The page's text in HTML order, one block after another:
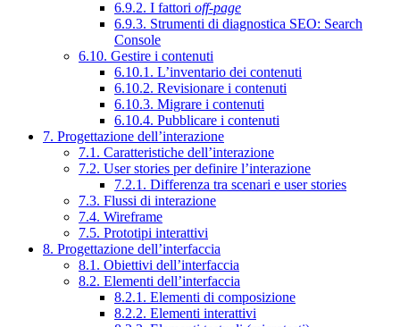
6.9.2. I fattori off-page
6.9.3. Strumenti di diagnostica SEO: Search
Console
6.10. Gestire i contenuti
6.10.1. L’inventario dei contenuti
6.10.2. Revisionare i contenuti
6.10.3. Migrare i contenuti
6.10.4. Pubblicare i contenuti
7. Progettazione dell’interazione
7.1. Caratteristiche dell’interazione
7.2. User stories per definire l’interazione
7.2.1. Differenza tra scenari e user stories
7.3. Flussi di interazione
7.4. Wireframe
7.5. Prototipi interattivi
8. Progettazione dell’interfaccia
8.1. Obiettivi dell’interfaccia
8.2. Elementi dell’interfaccia
8.2.1. Elementi di composizione
8.2.2. Elementi interattivi